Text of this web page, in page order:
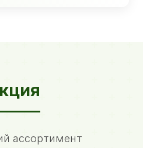
ассортимент